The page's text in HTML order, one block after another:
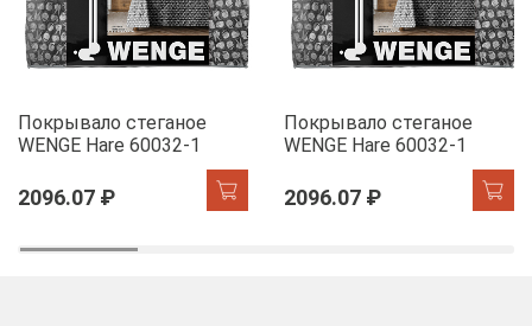
Покрывало стеганое
WENGE Hare 60032-1
2096.07 ₽
Покрывало стеганое
WENGE Hare 60032-1
2096.07 ₽